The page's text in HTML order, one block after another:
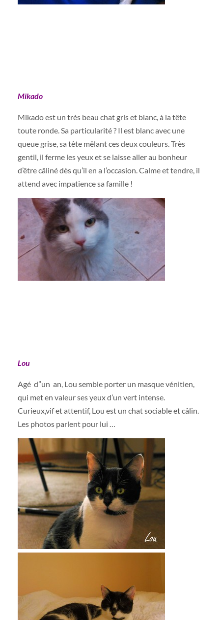
Mikado
Mikado est un très beau chat gris et blanc, à la tête
toute ronde. Sa particularité ? Il est blanc avec une
queue grise, sa tête mêlant ces deux couleurs. Très
gentil, il ferme les yeux et se laisse aller au bonheur
d’être câliné dès qu’il en a l’occasion. Calme et tendre, il
attend avec impatience sa famille !
Lou
Agé d”un an, Lou semble porter un masque vénitien,
qui met en valeur ses yeux d’un vert intense.
Curieux,vif et attentif, Lou est un chat sociable et câlin.
Les photos parlent pour lui …